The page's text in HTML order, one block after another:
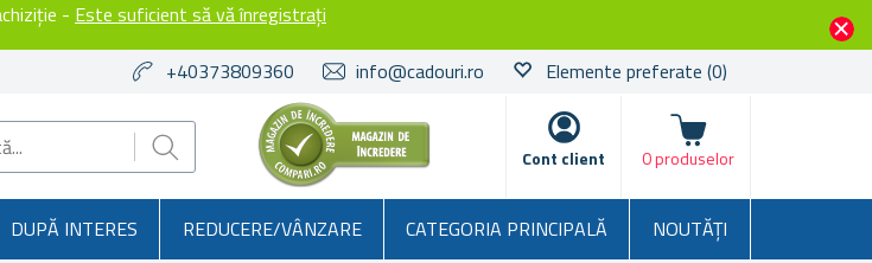
- Este suficient să vă înregistrați
+40373809360
info@cadouri.ro Elemente preferate (0)
Cont client
Coșul
0 produselor
DUPĂ INTERES REDUCERE/VÂNZARE CATEGORIA PRINCIPALĂ
NOUTĂȚI